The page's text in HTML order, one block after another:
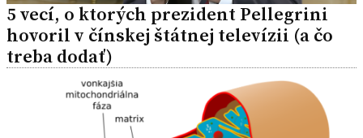
5 vecí, o ktorých prezident Pellegrini
hovoril v čínskej štátnej televízii (a čo
treba dodať)